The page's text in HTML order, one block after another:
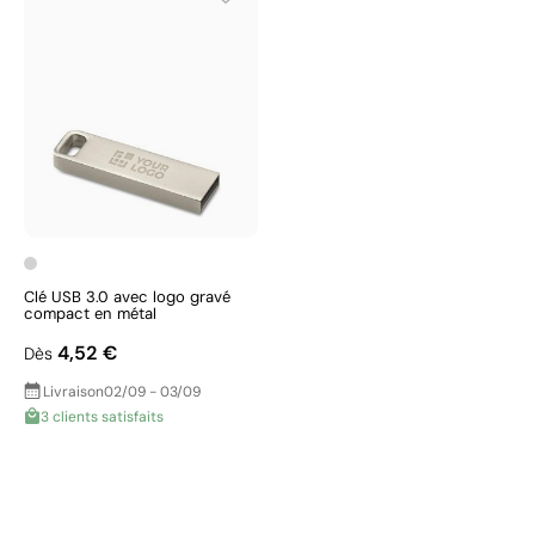
Clé USB 3.0 avec logo gravé
compact en métal
Dès 4,52 €
Livraison02/09 - 03/09
3 clients satisfaits